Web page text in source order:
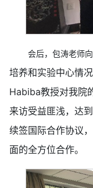
会后，包涛老师向
培养和实验中心情
Habiba教授对我院
来访受益匪浅，达
续签国际合作协议
面的全方位合作。